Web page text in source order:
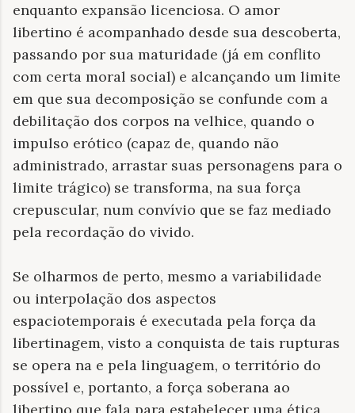
enquanto expansão licenciosa. O amor
libertino é acompanhado desde sua descoberta,
passando por sua maturidade (já em conflito
com certa moral social) e alcançando um limite
em que sua decomposição se confunde com a
debilitação dos corpos na velhice, quando o
impulso erótico (capaz de, quando não
administrado, arrastar suas personagens para o
limite trágico) se transforma, na sua força
crepuscular, num convívio que se faz mediado
pela recordação do vivido.
Se olharmos de perto, mesmo a variabilidade
ou interpolação dos aspectos
espaciotemporais é executada pela força da
libertinagem, visto a conquista de tais rupturas
se opera na e pela linguagem, o território do
possível e, portanto, a força soberana ao